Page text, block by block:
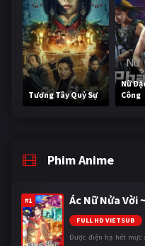
Tương Tây Quỷ Sự
Nữ
Công
Phim Anime
#1 Ác Nữ Nửa Vời
FULL HD VIETSUB
Được điện hạ hết mực